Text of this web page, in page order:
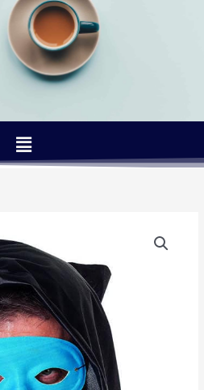
Menu